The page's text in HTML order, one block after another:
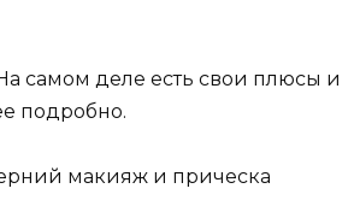
самом деле есть свои плюсы и
подробно.